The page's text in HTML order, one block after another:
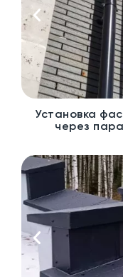
Установка
через